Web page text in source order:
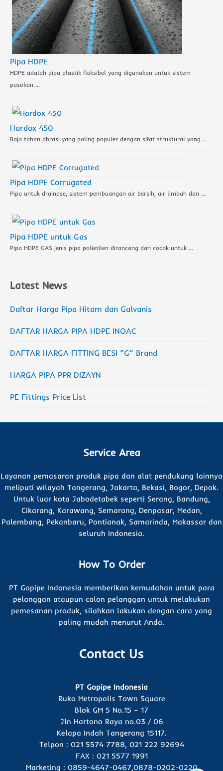
Pipa HDPE
HDPE adalah pipa plastik fleksibel yang digunakan untuk sistem
pasokan …
Hardox 450
Baja tahan abrasi yang paling populer dengan sifat struktural yang …
Pipa HDPE Corrugated
Pipa untuk drainase, sistem pembuangan air bersih, air limbah dan …
Pipa HDPE untuk Gas
Pipa HDPE GAS jenis pipa polietilen dirancang dan cocok untuk …
Latest News
Daftar Harga Pipa Hitam dan Galvanis
DAFTAR HARGA PIPA HDPE INOAC
DAFTAR HARGA FITTING BESI “G” Brand
HARGA PIPA PPR DIZAYN
PE Fittings Price List
Service Area
Layanan pemasaran produk pipa dan alat pendukung lainnya
meliputi wilayah Tangerang, Jakarta, Bekasi, Bogor, Depok.
Untuk luar kota Jabodetabek seperti Serang, Bandung,
Cikarang, Karawang, Semarang, Denpasar, Medan,
Palembang, Pekanbaru, Pontianak, Samarinda, Makassar dan
seluruh Indonesia.
How To Order
PT Gopipe Indonesia memberikan kemudahan untuk para
pelanggan ataupun calon pelanggan untuk melakukan
pemesanan produk, silahkan lakukan dengan cara yang
paling mudah menurut Anda.
Contact Us
PT Gopipe Indonesia
Ruko Metropolis Town Square
Blok GM 5 No.15 – 17
Jln Hartono Raya no.03 / 06
Kelapa Indah Tangerang 15117.
Telpon : 021 5574 7788, 021 222 92694
FAX : 021 5577 1991
Marketing : 0859-4647-0467,0878-0202-0220